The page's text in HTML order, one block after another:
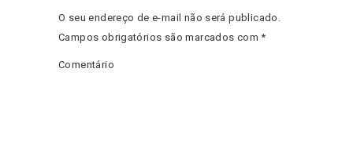
O seu endereço de e-mail não será publicado.
Campos obrigatórios são marcados com*
Comentário